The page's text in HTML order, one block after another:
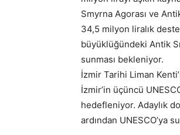
Smyrna Agorası ve
34,5 milyon liralık
büyüklüğündeki Antik
sunması bekleniyor.
İzmir Tarihi Liman
İzmir’in üçüncü
hedefleniyor. Adaylık
ardından UNESCO’ya